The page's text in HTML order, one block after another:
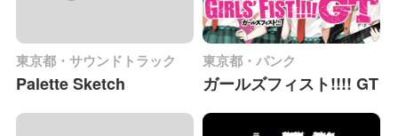
東京都・サウンドトラック
Palette Sketch
東京都・パンク
ガールズフィスト!!!! GT